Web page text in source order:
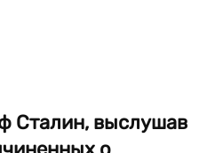
Сталин, выслушав